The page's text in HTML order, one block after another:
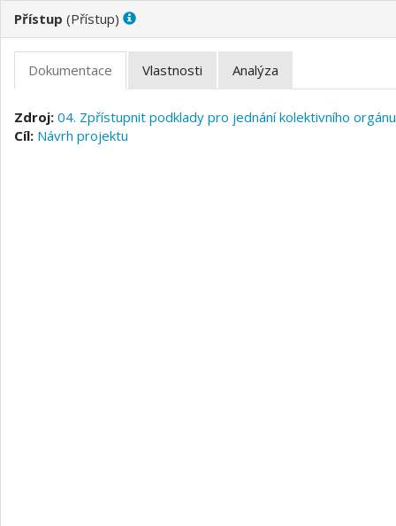
( )
04. Zpřístupnit podklady pro jednání kolektivního orgánu
Návrh projektu